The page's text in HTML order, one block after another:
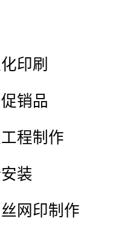
印刷
销品
程制作
装
网印制作